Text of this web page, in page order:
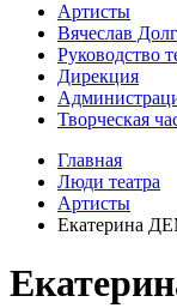
Артисты
Вячеслав
Руководство
Дирекция
Творческая
Главная
Люди театра
Артисты
Екатерина